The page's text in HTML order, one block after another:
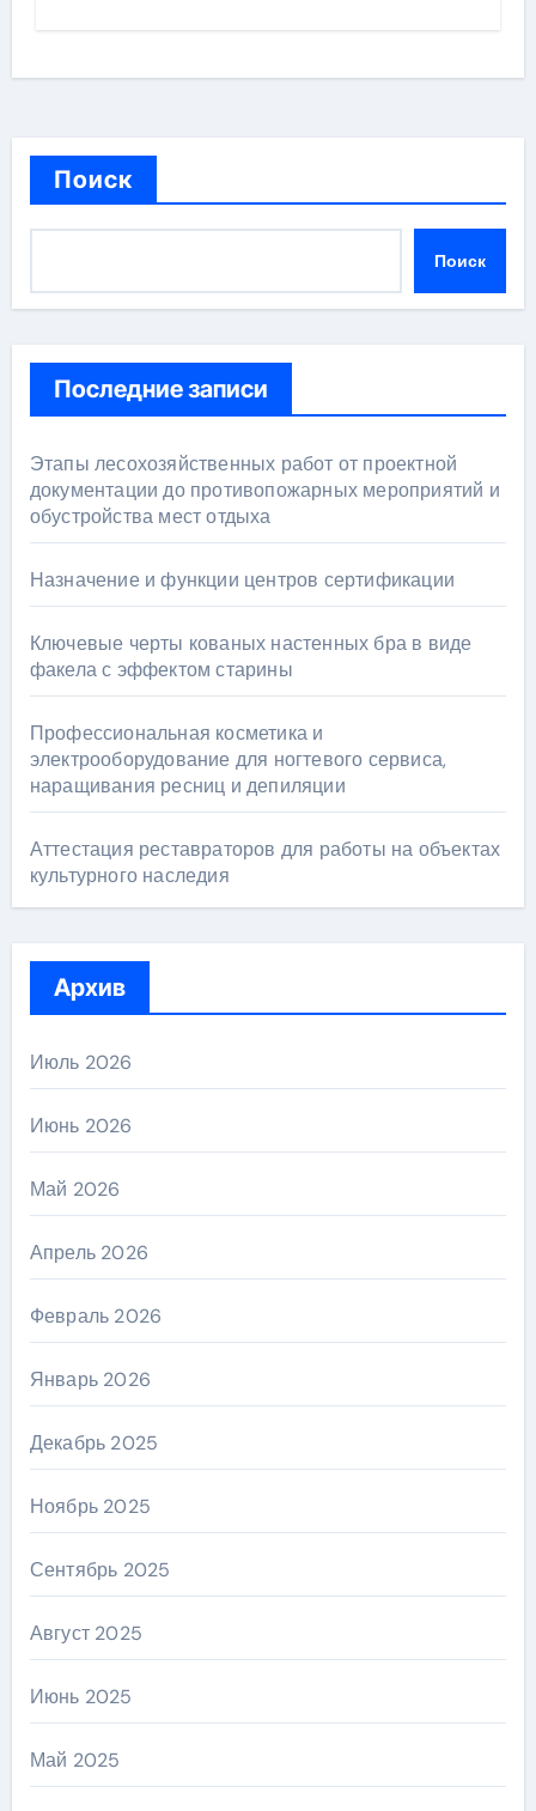
Поиск
Поиск
Последние записи
Этапы лесохозяйственных работ от проектной
документации до противопожарных мероприятий и
обустройства мест отдыха
Назначение и функции центров сертификации
Ключевые черты кованых настенных бра в виде
факела с эффектом старины
Профессиональная косметика и
электрооборудование для ногтевого сервиса,
наращивания ресниц и депиляции
Аттестация реставраторов для работы на объектах
культурного наследия
Архив
Июль 2026
Июнь 2026
Май 2026
Апрель 2026
Февраль 2026
Январь 2026
Декабрь 2025
Ноябрь 2025
Сентябрь 2025
Август 2025
Июнь 2025
Май 2025